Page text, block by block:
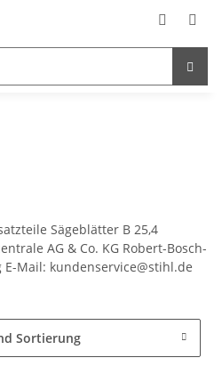
Sägeblätter B 25,4
AG & Co. KG Robert-Bosch-
E-Mail: kundenservice@stihl.de
Sortierung